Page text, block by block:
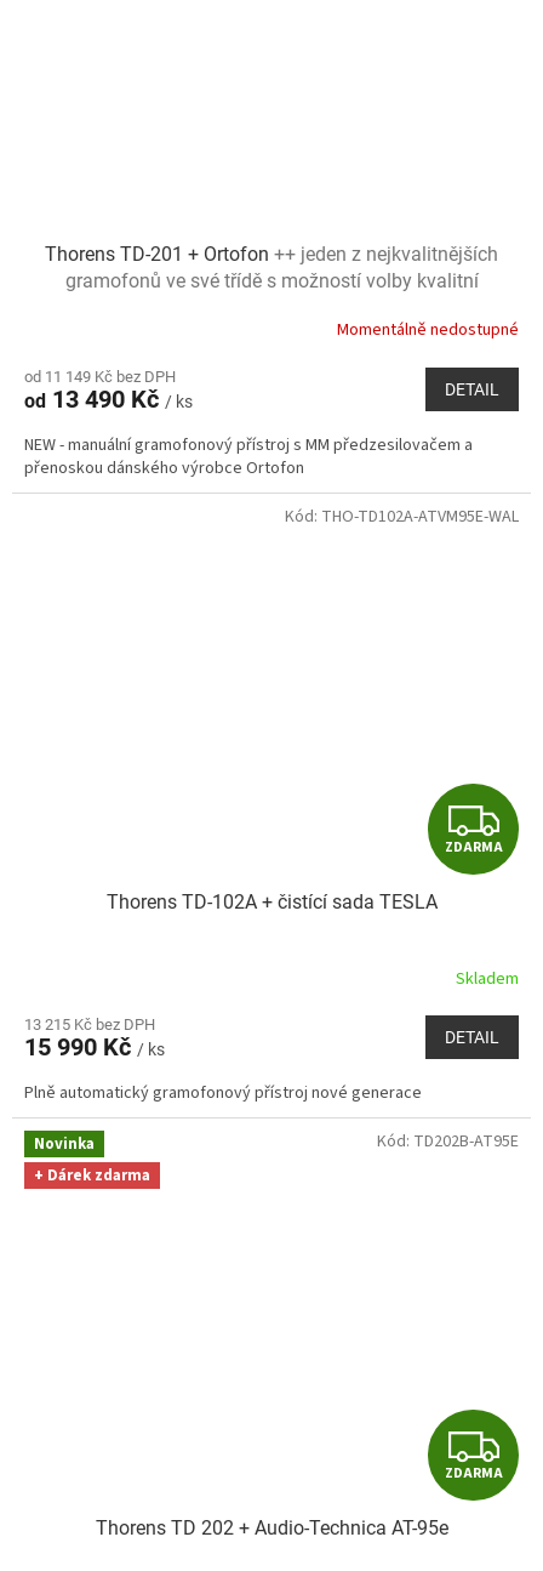
Thorens TD-201 + Ortofon ++ jeden z nejkvalitnějších
gramofonů ve své třídě s možností volby kvalitní
Momentálně nedostupné
od 11 149 Kč bez DPH
od 13 490 Kč / ks
DETAIL
NEW - manuální gramofonový přístroj s MM předzesilovačem a
přenoskou dánského výrobce Ortofon
Z
D
R
M
A
ZDARMA
Thorens TD-102A + čistící sada TESLA
Skladem
13 215 Kč bez DPH
15 990 Kč / ks
DETAIL
Plně automatický gramofonový přístroj nové generace
Kód: THO-TD102A-ATVM95E-WAL
Novinka
+ Dárek zdarma
Z
D
ZDARMA
Thorens TD 202 + Audio-Technica AT-95e
Kód: TD202B-AT95E